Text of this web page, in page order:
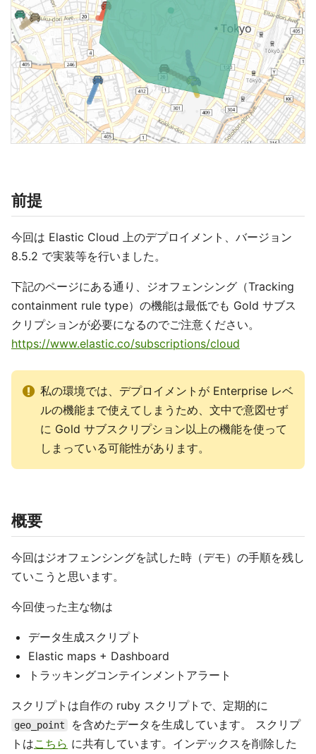
前提
今回は Elastic Cloud 上のデプロイメント、バージョン
8.5.2 で実装等を行いました。
下記のページにある通り、ジオフェンシング（Tracking
containment rule type）の機能は最低でも Gold サブス
クリプションが必要になるのでご注意ください。
https://www.elastic.co/subscriptions/cloud
私の環境では、デプロイメントが Enterprise レベ
ルの機能まで使えてしまうため、文中で意図せず
に Gold サブスクリプション以上の機能を使って
しまっている可能性があります。
概要
今回はジオフェンシングを試した時（デモ）の手順を残し
ていこうと思います。
今回使った主な物は
データ生成スクリプト
Elastic maps + Dashboard
トラッキングコンテインメントアラート
スクリプトは自作の ruby スクリプトで、定期的に
geo_point
を含めたデータを生成しています。 スクリプ
トはこちら に共有しています。インデックスを削除した